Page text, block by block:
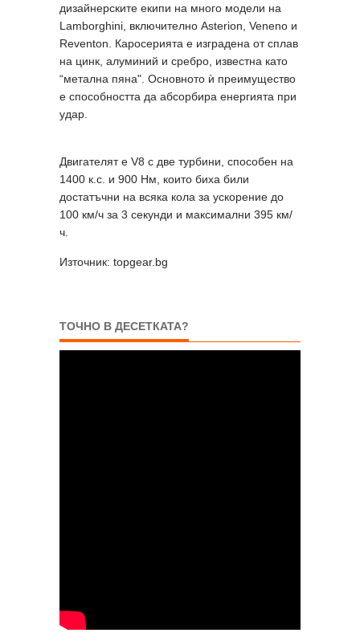
дизайнерските екипи на много модели на
Lamborghini, включително Asterion, Veneno и
Reventon. Каросерията е изградена от сплав
на цинк, алуминий и сребро, известна като
“метална пяна". Основното ѝ преимущество
е способността да абсорбира енергията при
удар.
Двигателят е V8 с две турбини, способен на
1400 к.с. и 900 Нм, които биха били
достатъчни на всяка кола за ускорение до
100 км/ч за 3 секунди и максимални 395 км/
ч.
Източник: topgear.bg
ТОЧНО В ДЕСЕТКАТА?